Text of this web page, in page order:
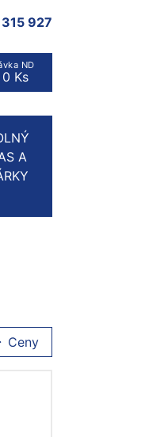
927
ND
0 Ks
A
Ceny